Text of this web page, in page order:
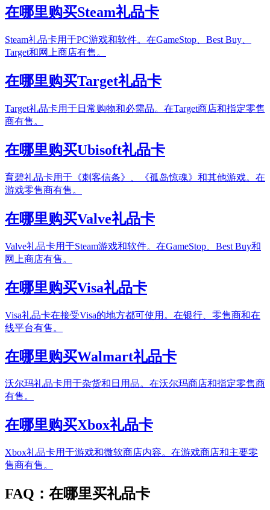
在哪里购买Steam礼品卡
Steam礼品卡用于PC游戏和软件。在GameStop、Best Buy、
Target和网上商店有售。
在哪里购买Target礼品卡
Target礼品卡用于日常购物和必需品。在Target商店和指定零售
商有售。
在哪里购买Ubisoft礼品卡
育碧礼品卡用于《刺客信条》、《孤岛惊魂》和其他游戏。在
游戏零售商有售。
在哪里购买Valve礼品卡
Valve礼品卡用于Steam游戏和软件。在GameStop、Best Buy和
网上商店有售。
在哪里购买Visa礼品卡
Visa礼品卡在接受Visa的地方都可使用。在银行、零售商和在
线平台有售。
在哪里购买Walmart礼品卡
沃尔玛礼品卡用于杂货和日用品。在沃尔玛商店和指定零售商
有售。
在哪里购买Xbox礼品卡
Xbox礼品卡用于游戏和微软商店内容。在游戏商店和主要零
售商有售。
FAQ：在哪里买礼品卡